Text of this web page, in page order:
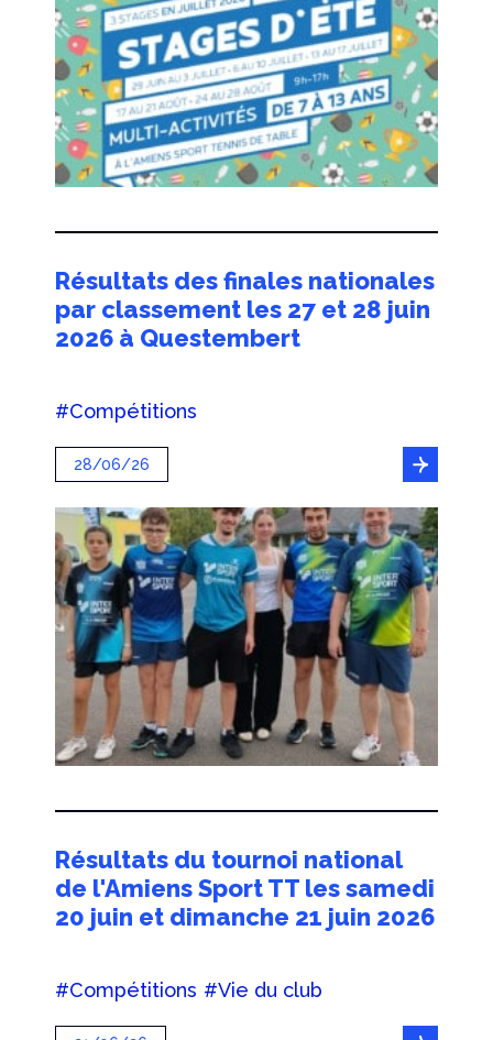
Résultats des finales nationales
par classement les 27 et 28 juin
2026 à Questembert
#Compétitions
28/06/26
Résultats du tournoi national
de l'Amiens Sport TT les samedi
20 juin et dimanche 21 juin 2026
#Compétitions #Vie du club